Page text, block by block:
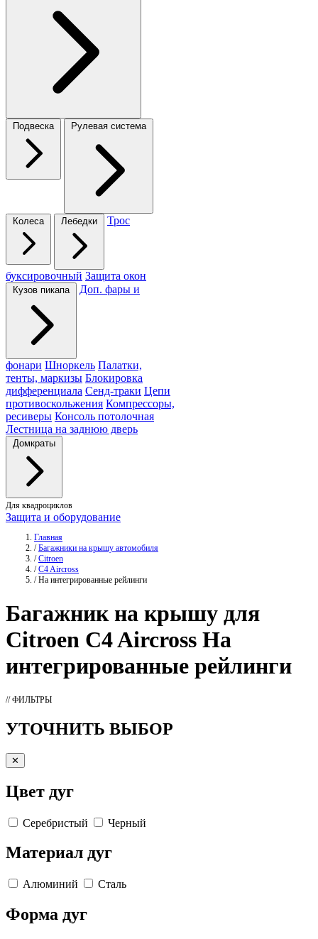
Подвеска Рулевая система
Колеса Лебедки Трос
буксировочный Защита окон
Кузов пикапа Доп. фары и
фонари Шноркель Палатки,
тенты, маркизы Блокировка
дифференциала Сенд-траки Цепи
противоскольжения Компрессоры,
ресиверы Консоль потолочная
Лестница на заднюю дверь
Домкраты
Для квадроциклов
Защита и оборудование
Главная
/ Багажники на крышу автомобиля
/ Citroen
/ C4 Aircross
/ На интегрированные рейлинги
Багажникна крышу для
Citroen C4 Aircross На
интегрированные рейлинги
// ФИЛЬТРЫ
УТОЧНИТЬ ВЫБОР
✕
Цвет дуг
Серебристый Черный
Материал дуг
Алюминий Сталь
Форма дуг